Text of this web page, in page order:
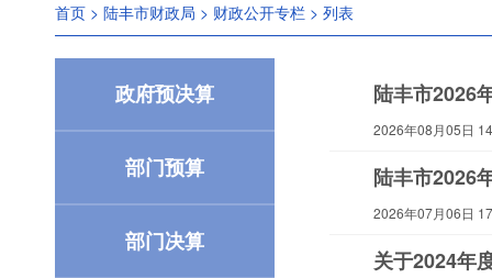
首页 > 陆丰市财政局 > 财政公开专栏 > 列表
政府预决算
部门预算
部门决算
陆丰市2026
2026年08月05日
陆丰市2026
2026年07月06日
关于2024年